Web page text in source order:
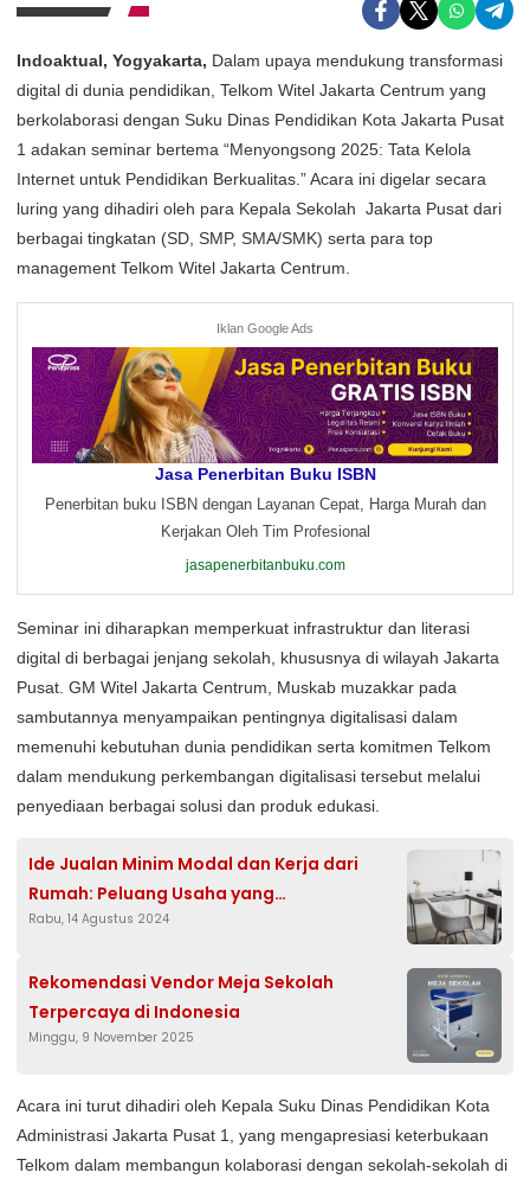
Indoaktual, Yogyakarta, Dalam upaya mendukung transformasi
digital di dunia pendidikan, Telkom Witel Jakarta Centrum yang
berkolaborasi dengan Suku Dinas Pendidikan Kota Jakarta Pusat
1 adakan seminar bertema “Menyongsong 2025: Tata Kelola
Internet untuk Pendidikan Berkualitas.” Acara ini digelar secara
luring yang dihadiri oleh para Kepala Sekolah Jakarta Pusat dari
berbagai tingkatan (SD, SMP, SMA/SMK) serta para top
management Telkom Witel Jakarta Centrum.
Iklan Google Ads
Jasa Penerbitan Buku ISBN
Penerbitan buku ISBN dengan Layanan Cepat, Harga Murah dan
Kerjakan Oleh Tim Profesional
jasapenerbitanbuku.com
Seminar ini diharapkan memperkuat infrastruktur dan literasi
digital di berbagai jenjang sekolah, khususnya di wilayah Jakarta
Pusat. GM Witel Jakarta Centrum, Muskab muzakkar pada
sambutannya menyampaikan pentingnya digitalisasi dalam
memenuhi kebutuhan dunia pendidikan serta komitmen Telkom
dalam mendukung perkembangan digitalisasi tersebut melalui
penyediaan berbagai solusi dan produk edukasi.
Ide Jualan Minim Modal dan Kerja dari
Rumah: Peluang Usaha yang
Menguntungkan di Era Digital
Rabu, 14 Agustus 2024
Rekomendasi Vendor Meja Sekolah
Terpercaya di Indonesia
Minggu, 9 November 2025
Acara ini turut dihadiri oleh Kepala Suku Dinas Pendidikan Kota
Administrasi Jakarta Pusat 1, yang mengapresiasi keterbukaan
Telkom dalam membangun kolaborasi dengan sekolah-sekolah di